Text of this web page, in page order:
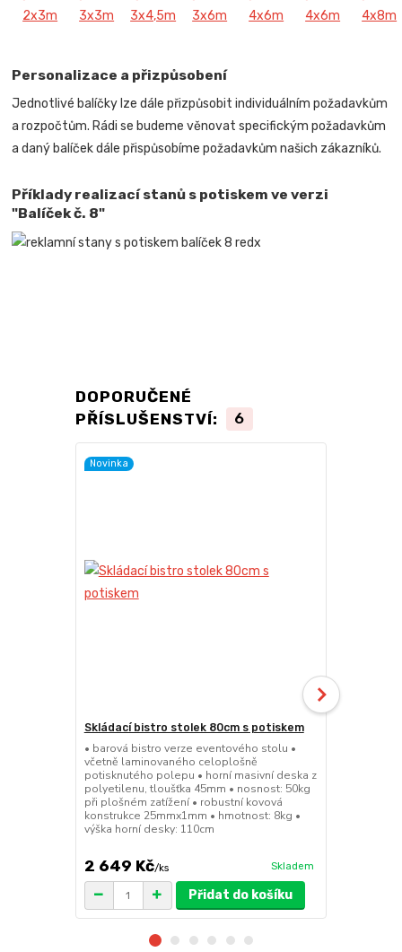
Personalizace a přizpůsobení
Jednotlivé balíčky lze dále přizpůsobit individuálním požadavkům
a rozpočtům. Rádi se budeme věnovat specifickým požadavkům
a daný balíček dále přispůsobíme požadavkům našich zákazníků.
Příklady realizací stanů s potiskem ve verzi
"Balíček č. 8"
DOPORUČENÉ
PŘÍSLUŠENSTVÍ:
6
Novinka
Skládací bistro stolek 80cm s potiskem
• barová bistro verze eventového stolu •
včetně laminovaného celoplošně
potisknutého polepu • horní masivní deska z
polyetilenu, tloušťka 45mm • nosnost: 50kg
při plošném zatížení • robustní kovová
konstrukce 25mmx1mm • hmotnost: 8kg •
výška horní desky: 110cm
2 649 Kč/ks Skladem
Přidat do košíku